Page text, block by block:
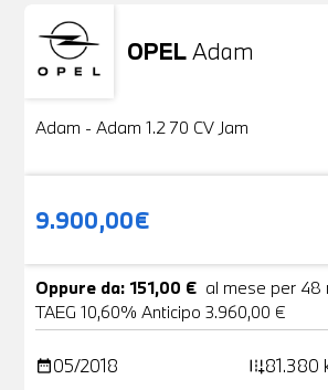
OPELAdam
Usato
Adam - Adam 1.2 70 CV Jam
9.900,00€
Oppure da: 151,00 € al mese per 48
TAEG 10,60% Anticipo 3.960,00 €
date_range05/2018 add_road81.380